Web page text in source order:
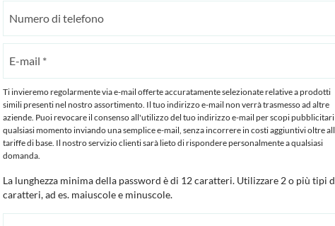
Ti invieremo regolarmente via e-mail offerte accuratamente selezionate relative a prodotti
simili presenti nel nostro assortimento. Il tuo indirizzo e-mail non verrà trasmesso ad altre
aziende. Puoi revocare il consenso all'utilizzo del tuo indirizzo e-mail per scopi
qualsiasi momento inviando una semplice e-mail, senza incorrere in costi aggiuntivi oltre
tariffe di base. Il nostro servizio clienti sarà lieto di rispondere personalmente a qualsiasi
domanda.
La lunghezza minima della password è di 12 caratteri. Utilizzare 2 o più tipi
caratteri, ad es. maiuscole e minuscole.